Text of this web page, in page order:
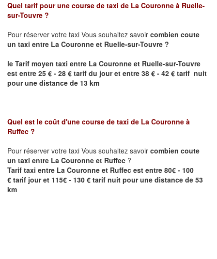
Quel tarif pour une course de taxi de La Couronne à Ruelle-
sur-Touvre ?
Pour réserver votre taxi Vous souhaitez savoir combien coute
un taxi entre La Couronne et Ruelle-sur-Touvre ?
le Tarif moyen taxi entre La Couronne et Ruelle-sur-Touvre
est entre 25 € - 28 € tarif du jour et entre 38 € - 42 € tarif nuit
pour une distance de 13 km
Quel est le coût d'une course de taxi de La Couronne à
Ruffec ?
Pour réserver votre taxi Vous souhaitez savoir combien coute
un taxi entre La Couronne et Ruffec ?
Tarif taxi entre La Couronne et Ruffec est entre 80€ - 100
€ tarif jour et 115€ - 130 € tarif nuit pour une distance de 53
km